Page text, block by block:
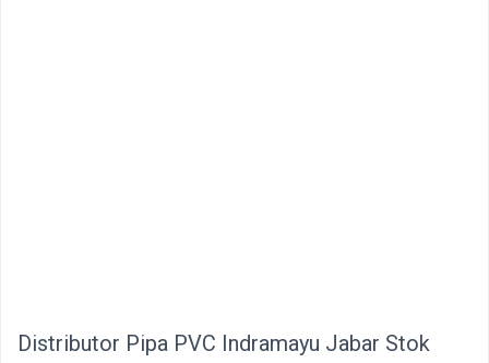
Distributor Pipa PVC Indramayu Jabar Stok